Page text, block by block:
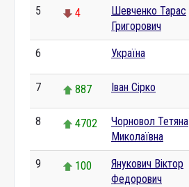
5 4
Шевченко Тарас
Григорович
6 Україна
7 887 Іван Сірко
8 4702
Чорновол Тетяна
Миколаївна
9 100
Янукович Віктор
Федорович